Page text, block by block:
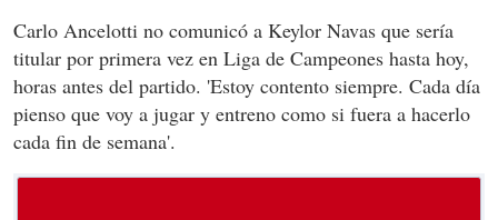
Carlo Ancelotti no comunicó a Keylor Navas que sería
titular por primera vez en Liga de Campeones hasta hoy,
horas antes del partido. 'Estoy contento siempre. Cada día
pienso que voy a jugar y entreno como si fuera a hacerlo
cada fin de semana'.